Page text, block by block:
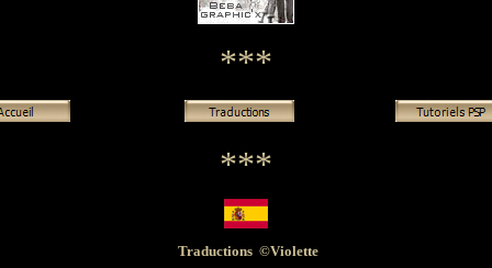
***
***
Traductions ©Violette